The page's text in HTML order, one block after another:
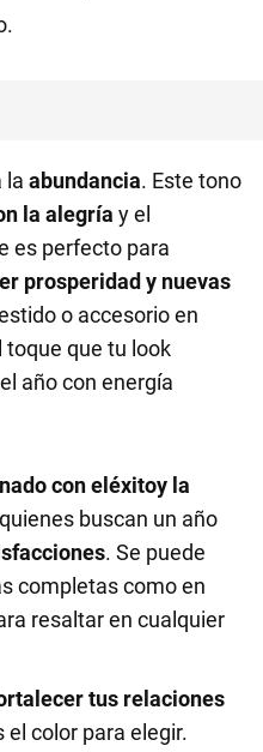
la abundancia. Este tono
la alegría y el
es perfecto para
prosperidad y nuevas
o accesorio en
toque que tu look
año con energía
con el éxitoy la
buscan un año
. Se puede
completas como en
resaltar en cualquier
tus relaciones
el color para elegir.